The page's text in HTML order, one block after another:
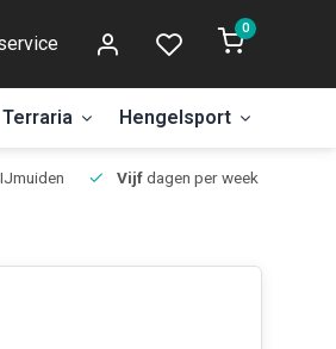
0
Terraria Hengelsport
Vijfdagen per week open.